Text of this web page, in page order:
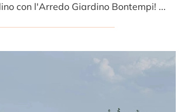
Arreda il giardino con l'Arredo Giardino Bontempi! Set e tavolini da giardino in metallo, come il modello Rico Alto Outdoor, ti aspettano!